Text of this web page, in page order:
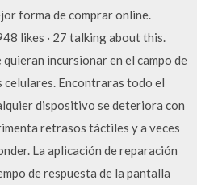
forma de comprar online.
likes · 27 talking about this.
incursionar en el campo de
Encontraras todo el
dispositivo se deteriora con
retrasos táctiles y a veces
La aplicación de reparación
de respuesta de la pantalla